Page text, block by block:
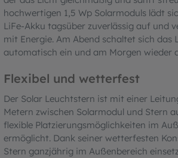
hochwertigen 1,5 Wp Solarmoduls lädt
LiFe-Akku tagsüber zuverlässig auf und
mit Energie. Am Abend schaltet sich das
automatisch ein und am Morgen wieder
Flexibel und wetterfest
Der Solar Leuchtstern ist mit einer
Metern zwischen Solarmodul und Stern
flexible Platzierungsmöglichkeiten im
ermöglicht. Dank seiner wetterfesten
Stern ganzjährig im Außenbereich